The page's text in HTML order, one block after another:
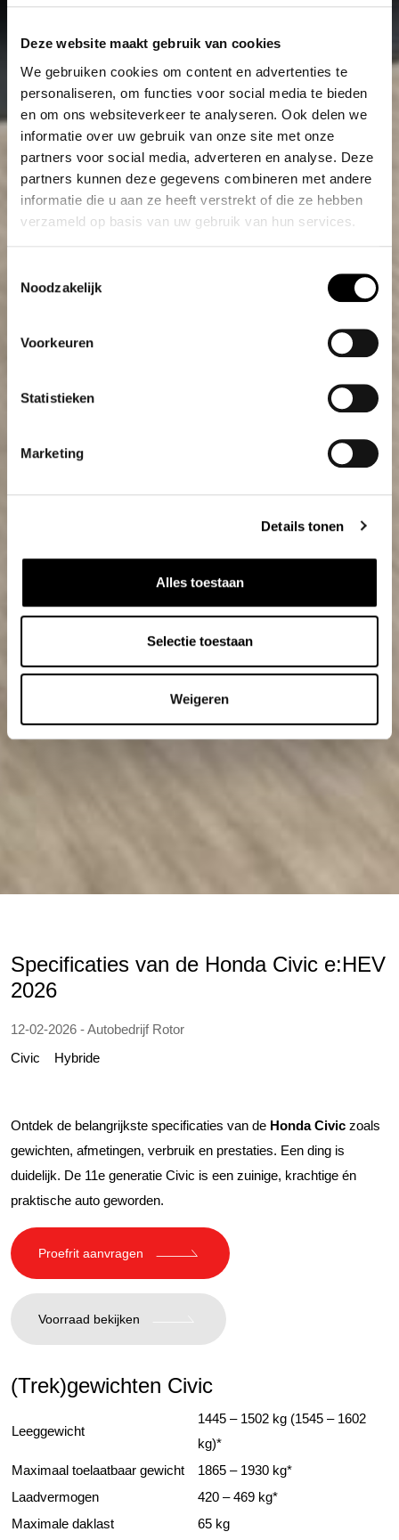
Deze website maakt gebruik van cookies
We gebruiken cookies om content en advertenties te
personaliseren, om functies voor social media te bieden
en om ons websiteverkeer te analyseren. Ook delen we
informatie over uw gebruik van onze site met onze
partners voor social media, adverteren en analyse. Deze
partners kunnen deze gegevens combineren met andere
informatie die u aan ze heeft verstrekt of die ze hebben
verzameld op basis van uw gebruik van hun services.
Noodzakelijk
Voorkeuren
Statistieken
Marketing
Details tonen
Alles toestaan
Selectie toestaan
Weigeren
Specificaties van de Honda Civic e:HEV
2026
12-02-2026 - Autobedrijf Rotor
Civic
Hybride
Ontdek de belangrijkste specificaties van de Honda Civic zoals
gewichten, afmetingen, verbruik en prestaties. Een ding is
duidelijk. De 11e generatie Civic is een zuinige, krachtige én
praktische auto geworden.
Proefrit aanvragen
Voorraad bekijken
(Trek)gewichten Civic
Leeggewicht
1445 – 1502 kg (1545 – 1602
kg)*
Maximaal toelaatbaar gewicht
1865 – 1930 kg*
Laadvermogen
420 – 469 kg*
Maximale daklast
65 kg